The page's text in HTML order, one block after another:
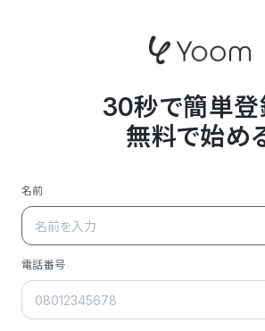
30秒で簡単登
無料で始め
名前
電話番号